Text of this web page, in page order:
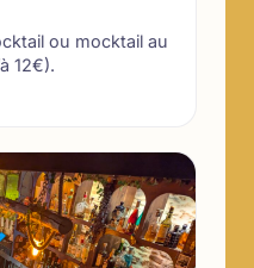
ou mocktail au
12€).